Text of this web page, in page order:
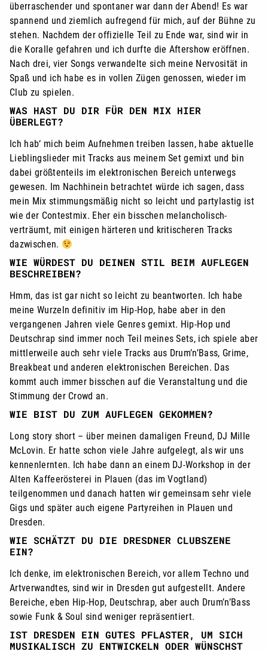
überraschender und spontaner war dann der Abend! Es war
spannend und ziemlich aufregend für mich, auf der Bühne zu
stehen. Nachdem der offizielle Teil zu Ende war, sind wir in
die Koralle gefahren und ich durfte die Aftershow eröffnen.
Nach drei, vier Songs verwandelte sich meine Nervosität in
Spaß und ich habe es in vollen Zügen genossen, wieder im
Club zu spielen.
WAS HAST DU DIR FÜR DEN MIX HIER
ÜBERLEGT?
Ich hab‘ mich beim Aufnehmen treiben lassen, habe aktuelle
Lieblingslieder mit Tracks aus meinem Set gemixt und bin
dabei größtenteils im elektronischen Bereich unterwegs
gewesen. Im Nachhinein betrachtet würde ich sagen, dass
mein Mix stimmungsmäßig nicht so leicht und partylastig ist
wie der Contestmix. Eher ein bisschen melancholisch-
verträumt, mit einigen härteren und kritischeren Tracks
dazwischen.
WIE WÜRDEST DU DEINEN STIL BEIM AUFLEGEN
BESCHREIBEN?
Hmm, das ist gar nicht so leicht zu beantworten. Ich habe
meine Wurzeln definitiv im Hip-Hop, habe aber in den
vergangenen Jahren viele Genres gemixt. Hip-Hop und
Deutschrap sind immer noch Teil meines Sets, ich spiele aber
mittlerweile auch sehr viele Tracks aus Drum’n’Bass, Grime,
Breakbeat und anderen elektronischen Bereichen. Das
kommt auch immer bisschen auf die Veranstaltung und die
Stimmung der Crowd an.
WIE BIST DU ZUM AUFLEGEN GEKOMMEN?
Long story short – über meinen damaligen Freund, DJ Mille
McLovin. Er hatte schon viele Jahre aufgelegt, als wir uns
kennenlernten. Ich habe dann an einem DJ-Workshop in der
Alten Kaffeerösterei in Plauen (das im Vogtland)
teilgenommen und danach hatten wir gemeinsam sehr viele
Gigs und später auch eigene Partyreihen in Plauen und
Dresden.
WIE SCHÄTZT DU DIE DRESDNER CLUBSZENE
EIN?
Ich denke, im elektronischen Bereich, vor allem Techno und
Artverwandtes, sind wir in Dresden gut aufgestellt. Andere
Bereiche, eben Hip-Hop, Deutschrap, aber auch Drum’n’Bass
sowie Funk & Soul sind weniger repräsentiert.
IST DRESDEN EIN GUTES PFLASTER, UM SICH
MUSIKALISCH ZU ENTWICKELN ODER WÜNSCHST